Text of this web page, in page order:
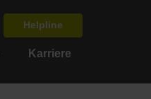
Helpline
Karriere